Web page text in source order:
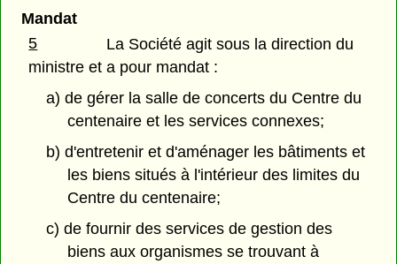
Mandat
5
La Société agit sous la direction du
ministre et a pour mandat :
a) de gérer la salle de concerts du Centre du
centenaire et les services connexes;
b) d'entretenir et d'aménager les bâtiments et
les biens situés à l'intérieur des limites du
Centre du centenaire;
c) de fournir des services de gestion des
biens aux organismes se trouvant à